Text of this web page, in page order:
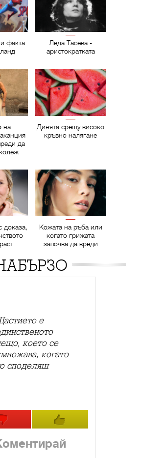
факта
Леда Тасева -
аристократката
на
да
Динята срещу високо
кръвно налягане
доказа,
Кожата на ръба или
когато грижата
започва да вреди
е
което се
когато
споделяш